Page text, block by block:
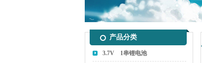
产品分类
3.7V 1串锂电池